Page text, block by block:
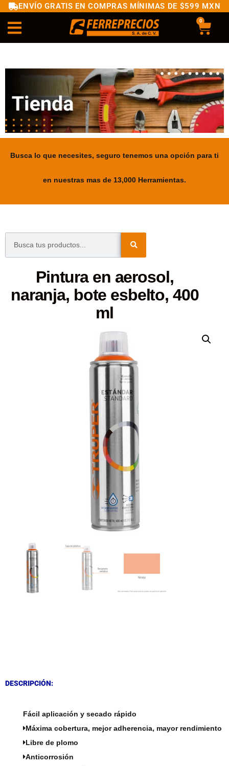
ENVÍO GRATIS EN COMPRAS MÍNIMAS DE $599 MXN
0
Busca lo que necesites, seguro tenemos una opción para ti
en nuestras mas de 13,000 Herramientas.
Pintura en aerosol,
naranja, bote esbelto, 400
ml
DESCRIPCIÓN:
Fácil aplicación y secado rápido
Máxima cobertura, mejor adherencia, mayor rendimiento
Libre de plomo
Anticorrosión